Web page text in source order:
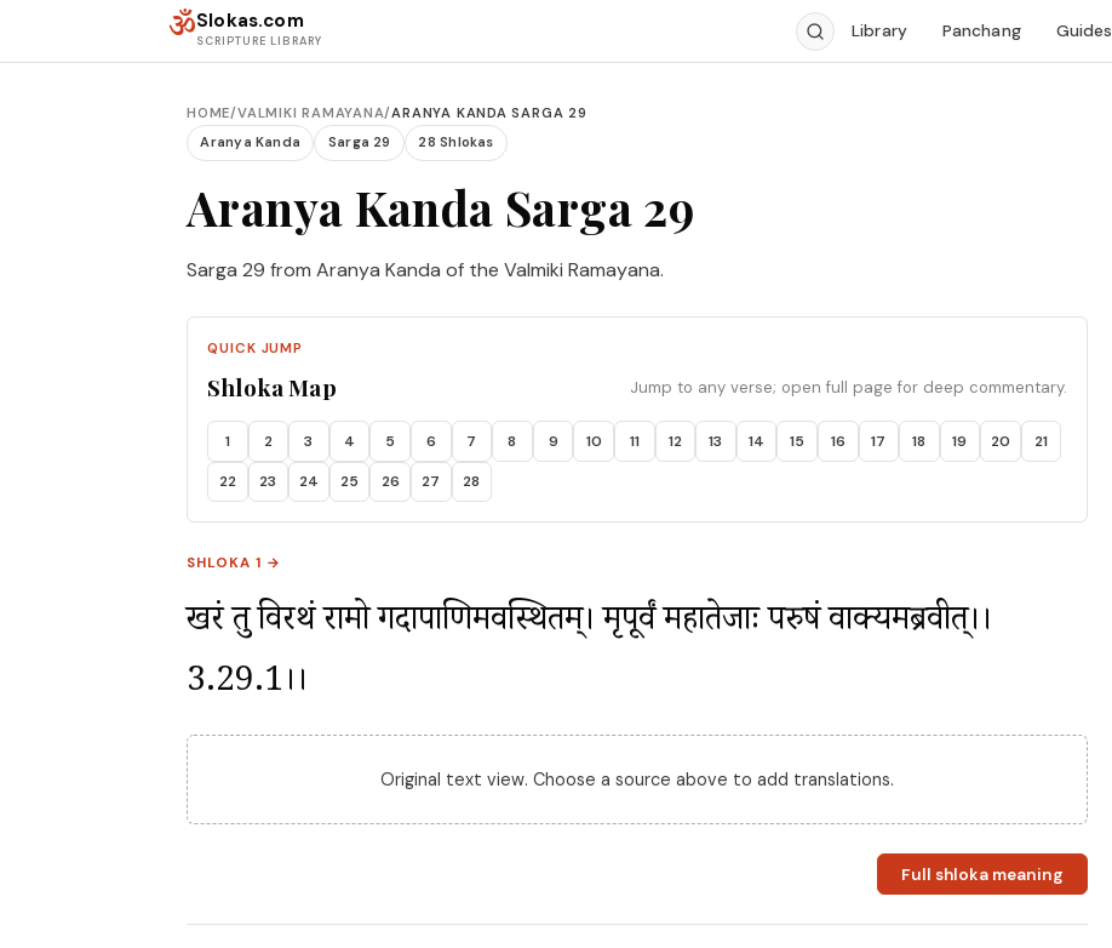
ॐSlokas.com
SCRIPTURE LIBRARY Library Panchang Guides
HOME/VALMIKI RAMAYANA/ARANYA KANDA SARGA 29
Aranya Kanda
Sarga 29 28 Shlokas
Aranya Kanda Sarga 29
Sarga 29 from Aranya Kanda of the Valmiki Ramayana.
QUICK JUMP
Shloka Map Jump to any verse; open full page for deep commentary.
1 2 3 4 5 6 7 8 9 10 11 12 13 14 15 16 17 18 19 20 21
22 23 24 25 26 27 28
SHLOKA 1 →
खरं तु विरथं रामो गदापाणिमवस्थितम्। मृदुपूर्वं महातेजाः परुषं वाक्यमब्रवीत्।।
3.29.1।।
Original text view. Choose a source above to add translations.
Full shloka meaning